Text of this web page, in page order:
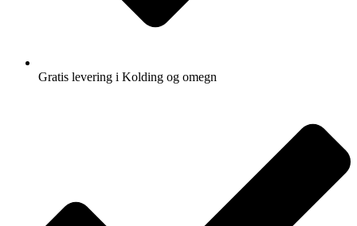
Gratis levering i Kolding og omegn